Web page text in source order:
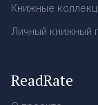
Книжные
Личный книжный
ReadRate